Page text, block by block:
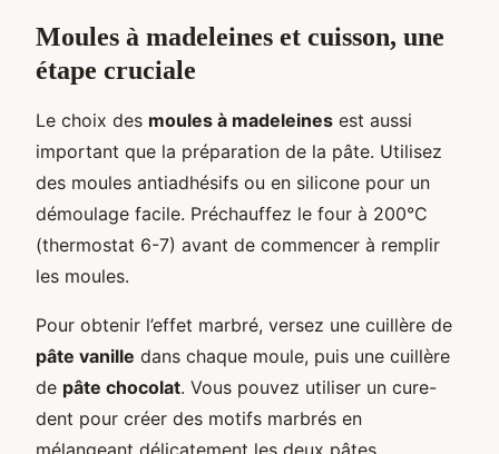
Moules à madeleines et cuisson, une
étape cruciale
Le choix des moules à madeleines est aussi
important que la préparation de la pâte. Utilisez
des moules antiadhésifs ou en silicone pour un
démoulage facile. Préchauffez le four à 200°C
(thermostat 6-7) avant de commencer à remplir
les moules.
Pour obtenir l’effet marbré, versez une cuillère de
pâte vanille dans chaque moule, puis une cuillère
de pâte chocolat. Vous pouvez utiliser un cure-
dent pour créer des motifs marbrés en